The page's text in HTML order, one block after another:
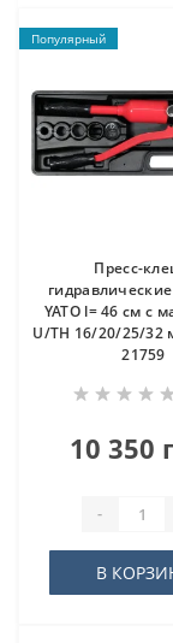
Популярный
Пресс-
YATO l= 46 см с
U/TH 16/20/25/32
21759
10 350
-
В